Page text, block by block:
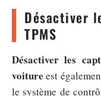
Désactiver
TPMS
Désactiver les
voiture est
le système de